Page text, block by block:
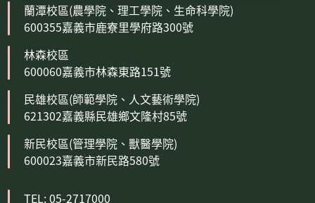
蘭潭校區(農學院、理工學院、生命科學院)
600355嘉義市鹿寮里學府路300號
林森校區
600060嘉義市林森東路151號
民雄校區(師範學院、人文藝術學院)
621302嘉義縣民雄鄉文隆村85號
新民校區(管理學院、獸醫學院)
600023嘉義市新民路580號
TEL: 05-2717000